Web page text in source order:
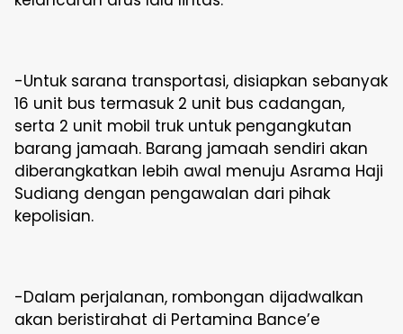
-Untuk sarana transportasi, disiapkan sebanyak
16 unit bus termasuk 2 unit bus cadangan,
serta 2 unit mobil truk untuk pengangkutan
barang jamaah. Barang jamaah sendiri akan
diberangkatkan lebih awal menuju Asrama Haji
Sudiang dengan pengawalan dari pihak
kepolisian.
-Dalam perjalanan, rombongan dijadwalkan
akan beristirahat di Pertamina Bance’e